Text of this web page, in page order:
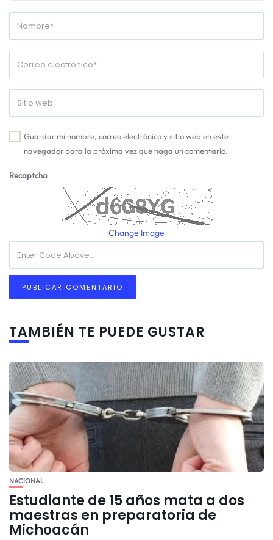
Guardar mi nombre, correo electrónico y sitio web en este
navegador para la próxima vez que haga un comentario.
Recaptcha
Change Image
TAMBIÉN TE PUEDE GUSTAR
NACIONAL
Estudiante de 15 años mata a dos
maestras en preparatoria de
Michoacán